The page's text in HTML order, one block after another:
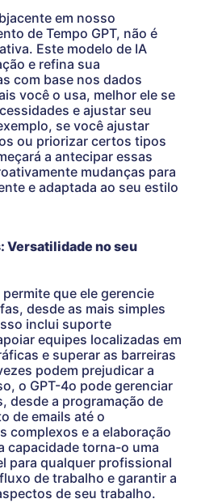
em nosso
de Tempo GPT, não é
Este modelo de IA
e refina sua
com base nos dados
você o usa, melhor ele se
e ajustar seu
se você ajustar
ou priorizar certos tipos
a antecipar essas
mudanças para
e adaptada ao seu estilo
Versatilidade no seu
que ele gerencie
desde as mais simples
inclui suporte
equipes localizadas em
e superar as barreiras
podem prejudicar a
o GPT-4o pode gerenciar
desde a programação de
de emails até o
complexos e a elaboração
capacidade torna-o uma
para qualquer profissional
de trabalho e garantir a
de seu trabalho.